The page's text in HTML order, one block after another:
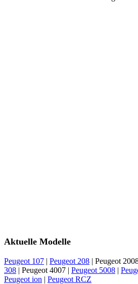
Aktuelle Modelle
Peugeot 107 | Peugeot 208 | Peugeot
308 | Peugeot 4007 | Peugeot 5008 |
Peugeot ion | Peugeot RCZ